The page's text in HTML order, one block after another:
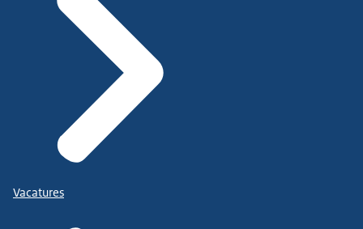
Vacatures